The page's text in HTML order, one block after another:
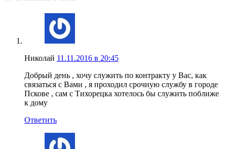
Николай 11.11.2016 в 20:45
Добрый день , хочу служить по контракту у Вас, как
связаться с Вами , я проходил срочную службу в городе
Пскове , сам с Тихорецка хотелось бы служить поближе
к дому
Ответить